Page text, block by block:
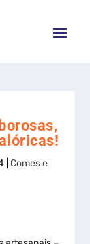
| Comes e